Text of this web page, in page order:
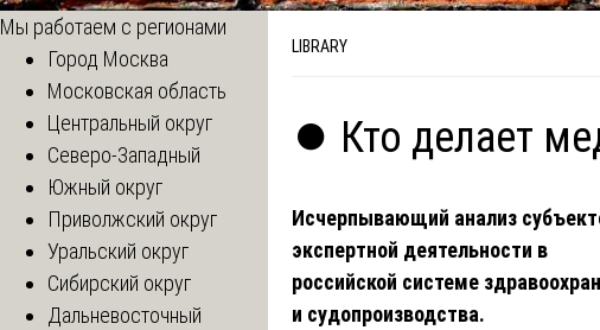
LIBRARY
⏺️ Кто делает
Исчерпывающий анализ
экспертной деятельности в
российской системе
и судопроизводства.
Мы работаем с регионами
Город Москва
Московская область
Центральный округ
Северо-Западный
Южный округ
Приволжский округ
Уральский округ
Сибирский округ
Дальневосточный